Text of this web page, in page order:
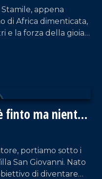
appena
di Africa dimenticata,
forza della gioia
confronto intenso
finto ma niente
portiamo sotto i
San Giovanni. Nato
di diventare